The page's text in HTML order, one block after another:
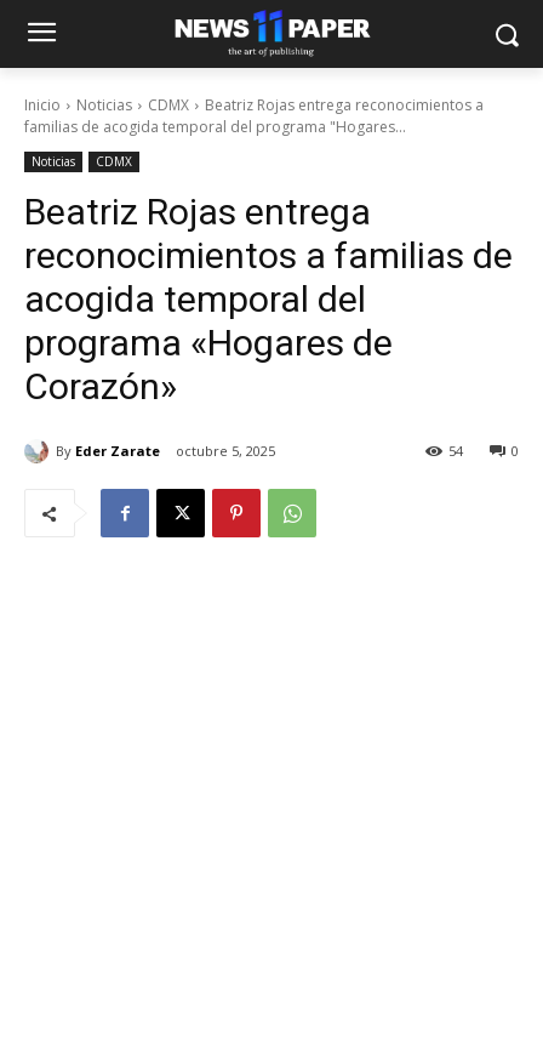
Inicio Noticias CDMX
Beatriz Rojas entrega reconocimientos a
familias de acogida temporal del programa "Hogares...
Noticias CDMX
Beatriz Rojas entrega
reconocimientos a familias de
acogida temporal del
programa «Hogares de
Corazón»
By Eder Zarate octubre 5, 2025 0
54